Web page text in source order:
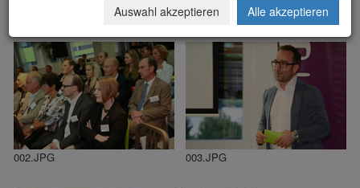
001.JPG
002.JPG 003.JPG
Auswahl akzeptieren Alle akzeptieren